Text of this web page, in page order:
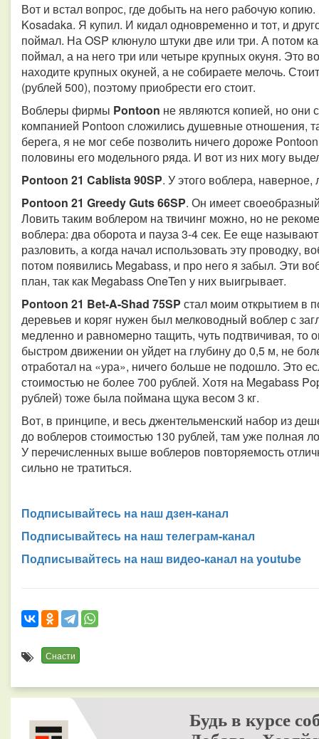
Вот и встал вопрос, где добыть на него рабочую
Kosadaka. Я купил. И кидал одновременно и тот, и
поймал. На OSP клюнуло штуки две или три. А потом
поймал, а на него три или четыре крупных окуня. Это
находите крупных окуней, а не собираете мелочь.
(рублей 500), поэтому приобрести его стоит.
Воблеры фирмы Pontoon не являются копией, но они
компанией Pontoon сложились душевные отношения,
берега, я не мог себе позволить ничего дороже
половины его модельного ряда. И вот из них могу
Pontoon 21 Cablista 90SP. У этого воблера,
Pontoon 21 Greedy Guts 66SP. Он имеет
Ловить таким воблером на твичинг можно, но не
воблера: два оборота и пауза 3-4 сек. Ее еще
разловить, а когда начал использовать эту проводку,
потом появились Megabass, и про него я забыл. Эти
план, так как Megabass OneTen у них выигрывает.
Pontoon 21 Bet-A-Shad 75SP стал моим открытием в
деревьев и коряг нужен был мелководный воблер с
медленно и равномерно тащить, чуть подтвичивая, то
быстром движении он уйдет на глубину до 0,5 м, не
отработал на «ура», ничего больше не подошло. Это
стоимостью не более 700 рублей. Хотя на Megabass
рублей) тоже была поймана щука весом 3 кг.
Вот, в принципе, и весь джентельменский набор из
до воблеров стоимостью 130 рублей, там уже полная
У перечисленных выше воблеров повторяемость
сильно не тратиться.
Подписывайтесь на наш дзен-канал
Подписывайтесь на наш телеграм-канал
Подписывайтесь на наш видео-канал на youtube
Снасти
Будь в курсе